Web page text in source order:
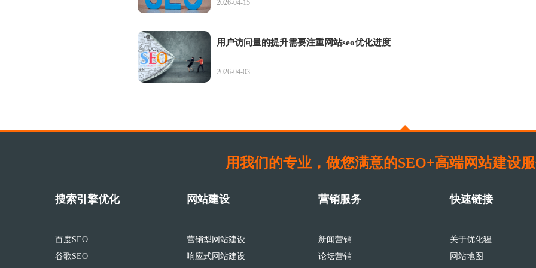
2026-04-15
用户访问量的提升需要注重网站seo优化进度
2026-04-03
用我们的专业，做您满意的SEO+高端网站建设
搜索引擎优化
百度SEO
谷歌SEO
网站建设
营销型网站建设
响应式网站建设
营销服务
新闻营销
论坛营销
快速链接
关于优化猩
网站地图